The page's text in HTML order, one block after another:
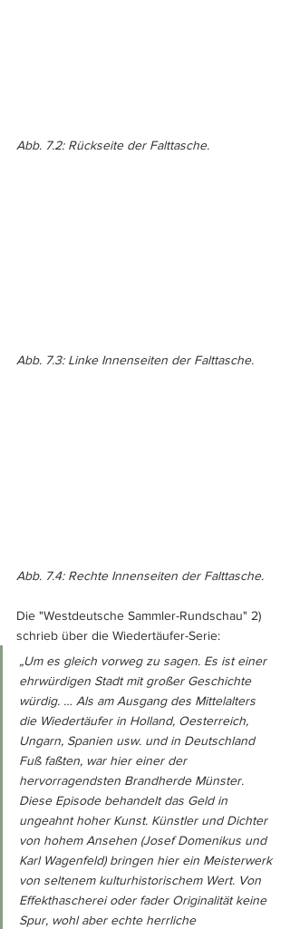
Abb. 7.2: Rückseite der Falttasche.
Abb. 7.3: Linke Innenseiten der Falttasche.
Abb. 7.4: Rechte Innenseiten der Falttasche.
Die "Westdeutsche Sammler-Rundschau" 2)
schrieb über die Wiedertäufer-Serie:
„Um es gleich vorweg zu sagen. Es ist einer
ehrwürdigen Stadt mit großer Geschichte
würdig. … Als am Ausgang des Mittelalters
die Wiedertäufer in Holland, Oesterreich,
Ungarn, Spanien usw. und in Deutschland
Fuß faßten, war hier einer der
hervorragendsten Brandherde Münster.
Diese Episode behandelt das Geld in
ungeahnt hoher Kunst. Künstler und Dichter
von hohem Ansehen (Josef Domenikus und
Karl Wagenfeld) bringen hier ein Meisterwerk
von seltenem kulturhistorischem Wert. Von
Effekthascherei oder fader Originalität keine
Spur, wohl aber echte herrliche